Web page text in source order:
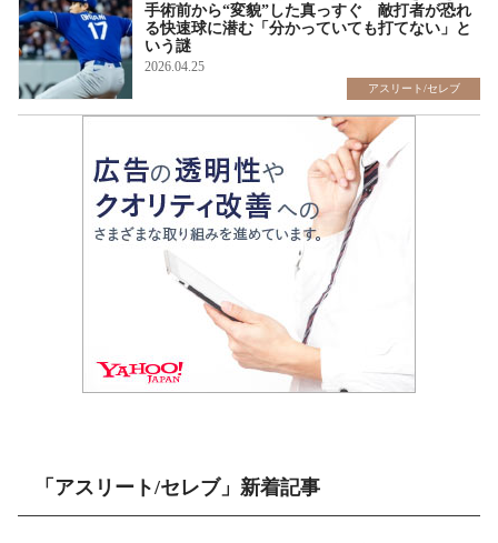
手術前から“変貌”した真っすぐ 敵打者が恐れ
る快速球に潜む「分かっていても打てない」と
いう謎
2026.04.25
アスリート/セレブ
「アスリート/セレブ」新着記事